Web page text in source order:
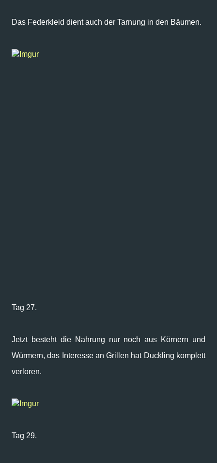
Das Federkleid dient auch der Tarnung in den Bäumen.
Imgur
Tag 27.
Jetzt besteht die Nahrung nur noch aus Körnern und
Würmern, das Interesse an Grillen hat Duckling komplett
verloren.
Imgur
Tag 29.